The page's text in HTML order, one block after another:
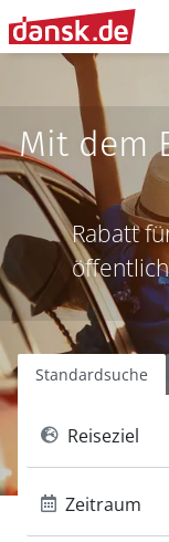
Mit dem
Rabatt
Standardsuche
Reiseziel
Zeitraum